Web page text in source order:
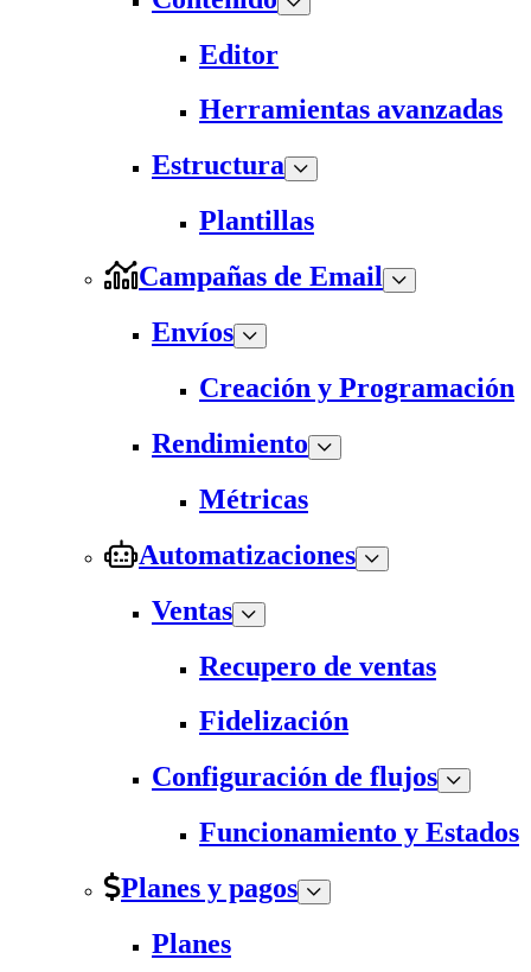
Editor
Herramientas avanzadas
Estructura
Plantillas
Campañas de Email
Envíos
Creación y Programación
Rendimiento
Métricas
Automatizaciones
Ventas
Recupero de ventas
Fidelización
Configuración de flujos
Funcionamiento y Estados
Planes y pagos
Planes